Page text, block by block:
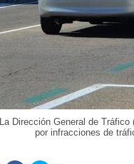
La Dirección General de
por infracciones de